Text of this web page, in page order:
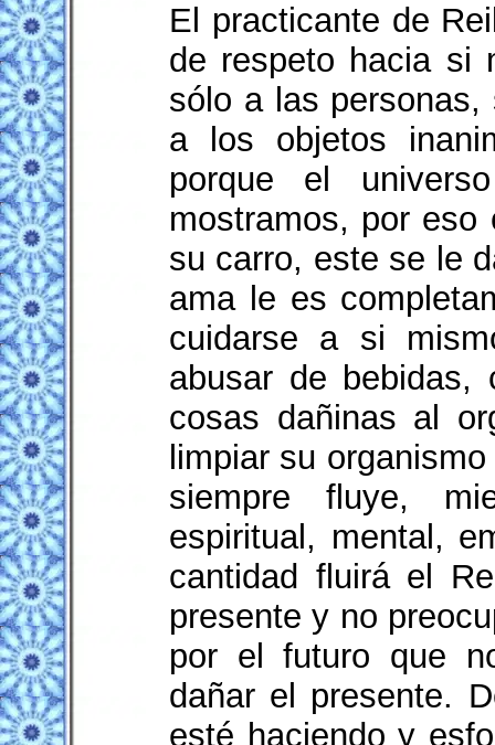
El practicante de
de respeto hacia si
sólo a las
a los objetos
porque el
mostramos, por
su carro, este se le
ama le es
cuidarse a si
abusar de bebidas,
cosas dañinas al
limpiar su
siempre fluye,
espiritual, mental,
cantidad fluirá el
presente y no
por el futuro que
dañar el presente.
esté haciendo y